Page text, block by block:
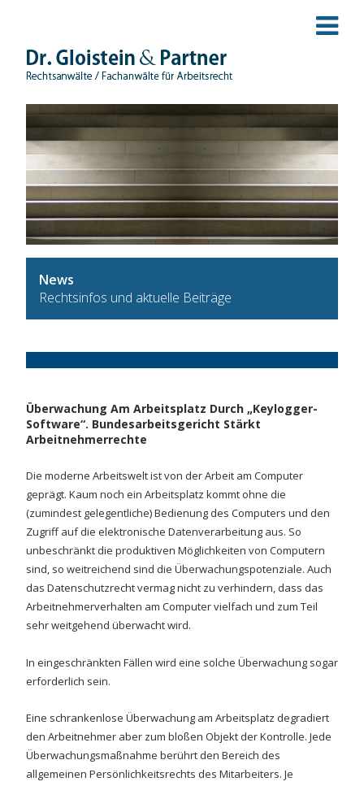
News
Rechtsinfos und aktuelle Beiträge
Überwachung Am Arbeitsplatz Durch „Keylogger-
Software“. Bundesarbeitsgericht Stärkt
Arbeitnehmerrechte
Die moderne Arbeitswelt ist von der Arbeit am Computer
geprägt. Kaum noch ein Arbeitsplatz kommt ohne die
(zumindest gelegentliche) Bedienung des Computers und den
Zugriff auf die elektronische Datenverarbeitung aus. So
unbeschränkt die produktiven Möglichkeiten von Computern
sind, so weitreichend sind die Überwachungspotenziale. Auch
das Datenschutzrecht vermag nicht zu verhindern, dass das
Arbeitnehmerverhalten am Computer vielfach und zum Teil
sehr weitgehend überwacht wird.
In eingeschränkten Fällen wird eine solche Überwachung sogar
erforderlich sein.
Eine schrankenlose Überwachung am Arbeitsplatz degradiert
den Arbeitnehmer aber zum bloßen Objekt der Kontrolle. Jede
Überwachungsmaßnahme berührt den Bereich des
allgemeinen Persönlichkeitsrechts des Mitarbeiters. Je